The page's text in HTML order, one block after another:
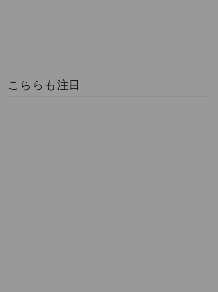
こちらも注目